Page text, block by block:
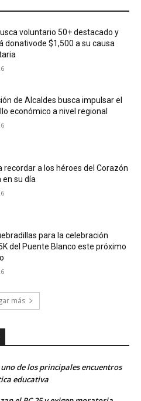
voluntario 50+ destacado y
donativode $1,500 a su causa
de Alcaldes busca impulsar el
económico a nivel regional
recordar a los héroes del Corazón
en su día
para la celebración
del Puente Blanco este próximo
más
uno de los principales encuentros
educativa